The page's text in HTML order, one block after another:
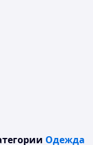
Одежда